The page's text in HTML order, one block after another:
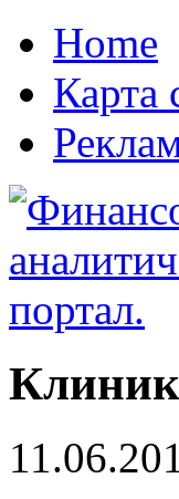
Home
Карта